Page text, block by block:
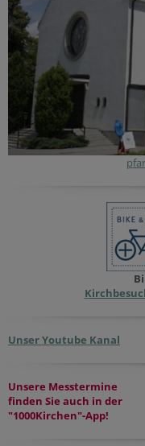
Unser Youtube Kanal
Unsere Messtermine
finden Sie auch in der
"1000Kirchen"-App!